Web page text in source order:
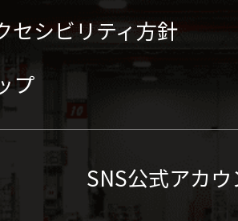
セシビリティ方針
プ
SNS公式アカ